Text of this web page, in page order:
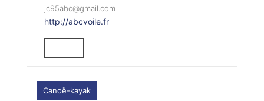
jc95abc@gmail.com
http://abcvoile.fr
Canoë-kayak